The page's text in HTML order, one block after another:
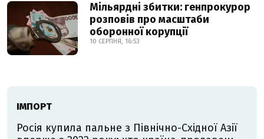
Мільярдні збитки: генпрокурор
розповів про масштаби
оборонної корупції
10 СЕРПНЯ, 16:53
ІМПОРТ
Росія купила пальне з Північно-Східної Азії